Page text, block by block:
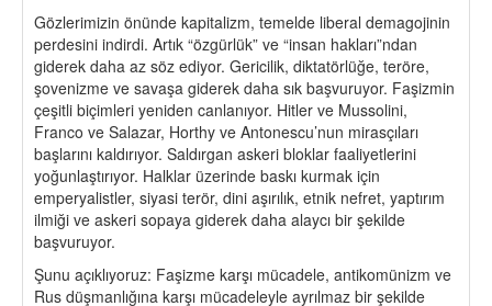
Gözlerimizin önünde kapitalizm, temelde liberal demagojinin
perdesini indirdi. Artık “özgürlük” ve “insan hakları”ndan
giderek daha az söz ediyor. Gericilik, diktatörlüğe, teröre,
şovenizme ve savaşa giderek daha sık başvuruyor. Faşizmin
çeşitli biçimleri yeniden canlanıyor. Hitler ve Mussolini,
Franco ve Salazar, Horthy ve Antonescu’nun mirasçıları
başlarını kaldırıyor. Saldırgan askeri bloklar faaliyetlerini
yoğunlaştırıyor. Halklar üzerinde baskı kurmak için
emperyalistler, siyasi terör, dini aşırılık, etnik nefret, yaptırım
ilmiği ve askeri sopaya giderek daha alaycı bir şekilde
başvuruyor.
Şunu açıklıyoruz: Faşizme karşı mücadele, antikomünizm ve
Rus düşmanlığına karşı mücadeleyle ayrılmaz bir şekilde